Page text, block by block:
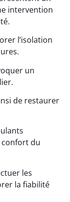
intervention
l’isolation
un
de restaurer
du
les
la fiabilité